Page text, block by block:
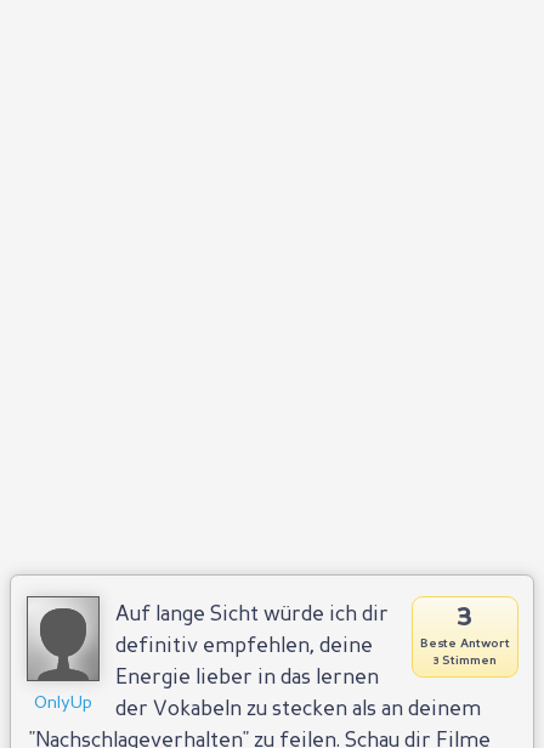
OnlyUp
3
Beste Antwort
3 Stimmen
Auf lange Sicht würde ich dir
definitiv empfehlen, deine
Energie lieber in das lernen
der Vokabeln zu stecken als an deinem
"Nachschlageverhalten" zu feilen. Schau dir Filme